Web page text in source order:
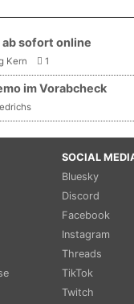
ab sofort online
Kern 1
im Vorabcheck
SOCIAL
Bluesky
Discord
Facebook
Instagram
Threads
TikTok
Twitch